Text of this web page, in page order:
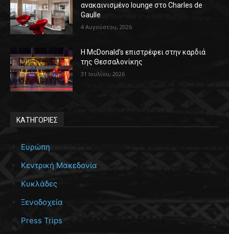
ανακαινισμένο lounge στο Charles de
Gaulle
4 Αυγούστου, 2026
Η McDonald’s επιστρέφει στην καρδιά
της Θεσσαλονίκης
31 Ιουλίου, 2026
ΚΑΤΗΓΟΡΙΕΣ
Ευρώπη
Κεντρική Μακεδονία
Κυκλάδες
Ξενοδοχεία
Press Trips